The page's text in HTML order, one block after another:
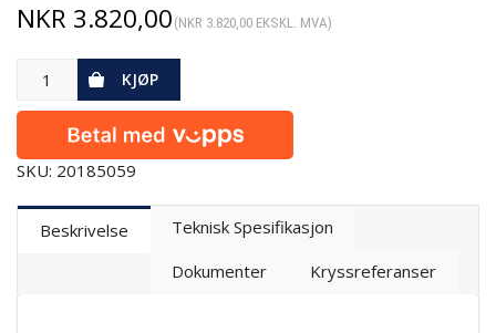
NKR 3.820,00 (NKR 3.820,00 EKSKL. MVA)
KJØP
SKU: 20185059
Beskrivelse
Teknisk Spesifikasjon
Dokumenter
Kryssreferanser